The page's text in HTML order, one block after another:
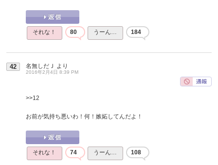
それな！ 80 うーん… 184
42 名無しだＪ より
2016年2月4日 8:39 PM
>>12
お前が気持ち悪いわ！何！嫉妬してんだよ！
それな！ 74 うーん… 108